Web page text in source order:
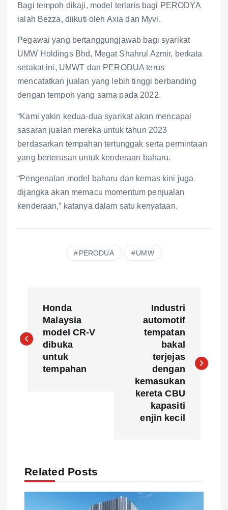
Bagi tempoh dikaji, model terlaris bagi PERODYA
ialah Bezza, diikuti oleh Axia dan Myvi.
Pegawai yang bertanggungjawab bagi syarikat
UMW Holdings Bhd, Megat Shahrul Azmir, berkata
setakat ini, UMWT dan PERODUA terus
mencatatkan jualan yang lebih tinggi berbanding
dengan tempoh yang sama pada 2022.
“Kami yakin kedua-dua syarikat akan mencapai
sasaran jualan mereka untuk tahun 2023
berdasarkan tempahan tertunggak serta permintaan
yang berterusan untuk kenderaan baharu.
“Pengenalan model baharu dan kemas kini juga
dijangka akan memacu momentum penjualan
kenderaan,” katanya dalam satu kenyataan.
PERODUA UMW
s
g
Honda
Malaysia
model CR-V
dibuka
untuk
tempahan
Industri
automotif
tempatan
bakal
terjejas
dengan
kemasukan
kereta CBU
kapasiti
enjin kecil
Related Posts